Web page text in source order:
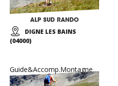
ALP SUD RANDO
DIGNE LES BAINS
(04000)
Guide&Accomp.Montagne